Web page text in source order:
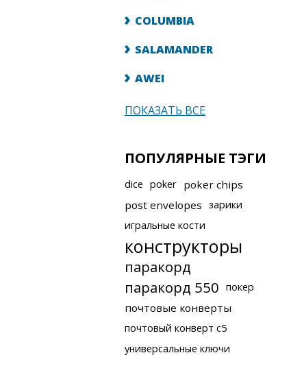
COLUMBIA
SALAMANDER
AWEI
ПОКАЗАТЬ ВСЕ
ПОПУЛЯРНЫЕ ТЭГИ
dice poker poker chips
post envelopes зарики
игральные кости
конструкторы
паракорд
паракорд 550 покер
почтовые конверты
почтовый конверт с5
универсальные ключи